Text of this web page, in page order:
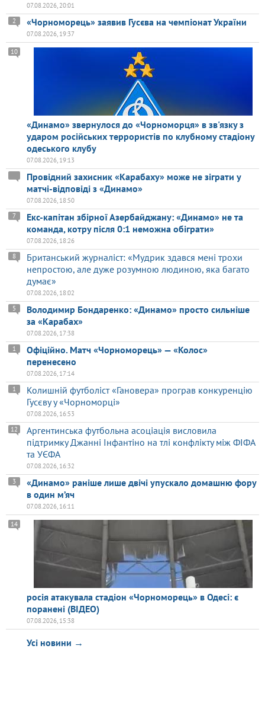
07.08.2026, 20:01
«Чорноморець» заявив Гусєва на чемпіонат України
2
07.08.2026, 19:37
«Динамо» звернулося до «Чорноморця» в зв'язку з
ударом російських террористів по клубному стадіону
одеського клубу
10
07.08.2026, 19:13
Провідний захисник «Карабаху» може не зіграти у
матчі-відповіді з «Динамо»
07.08.2026, 18:50
Екс-капітан збірної Азербайджану: «Динамо» не та
команда, котру після 0:1 неможна обіграти»
7
07.08.2026, 18:26
Британський журналіст: «Мудрик здався мені трохи
непростою, але дуже розумною людиною, яка багато
думає»
8
07.08.2026, 18:02
Володимир Бондаренко: «Динамо» просто сильніше
за «Карабах»
5
07.08.2026, 17:38
Офіційно. Матч «Чорноморець» — «Колос»
перенесено
1
07.08.2026, 17:14
Колишній футболіст «Гановера» програв конкуренцію
Гусєву у «Чорноморці»
1
07.08.2026, 16:53
Аргентинська футбольна асоціація висловила
підтримку Джанні Інфантіно на тлі конфлікту між ФІФА
та УЄФА
12
07.08.2026, 16:32
«Динамо» раніше лише двічі упускало домашню фору
в один м’яч
3
07.08.2026, 16:11
росія атакувала стадіон «Чорноморець» в Одесі: є
поранені (ВІДЕО)
14
07.08.2026, 15:38
Усі новини →